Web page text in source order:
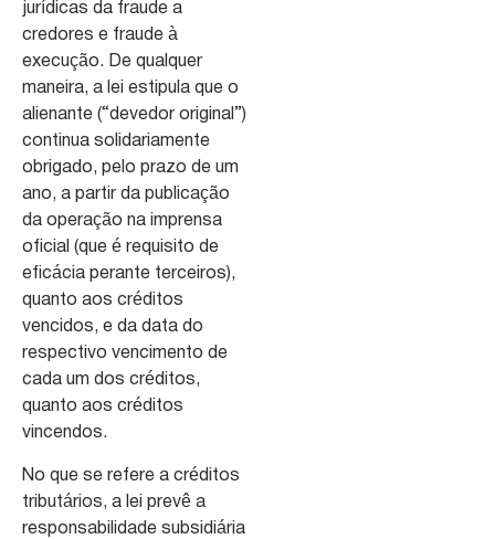
jurídicas da fraude a
credores e fraude à
execução. De qualquer
maneira, a lei estipula que o
alienante (“devedor original”)
continua solidariamente
obrigado, pelo prazo de um
ano, a partir da publicação
da operação na imprensa
oficial (que é requisito de
eficácia perante terceiros),
quanto aos créditos
vencidos, e da data do
respectivo vencimento de
cada um dos créditos,
quanto aos créditos
vincendos.
No que se refere a créditos
tributários, a lei prevê a
responsabilidade subsidiária